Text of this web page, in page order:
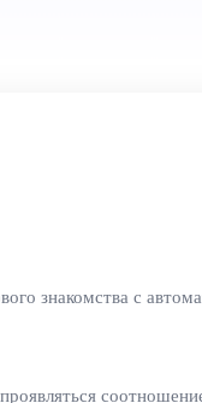
знакомства с